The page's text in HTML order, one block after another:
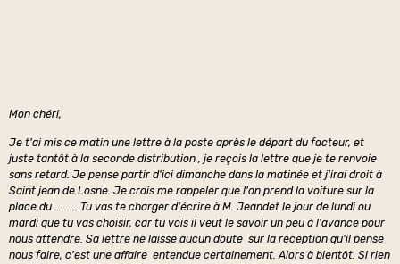
Mon chéri,
Je t'ai mis ce matin une lettre à la poste après le départ du facteur, et
juste tantôt à la seconde distribution , je reçois la lettre que je te renvoie
sans retard. Je pense partir d'ici dimanche dans la matinée et j'irai droit à
Saint jean de Losne. Je crois me rappeler que l'on prend la voiture sur la
place du …...... Tu vas te charger d'écrire à M. Jeandet le jour de lundi ou
mardi que tu vas choisir, car tu vois il veut le savoir un peu à l'avance pour
nous attendre. Sa lettre ne laisse aucun doute sur la réception qu'il pense
nous faire, c'est une affaire entendue certainement. Alors à bientôt. Si rien